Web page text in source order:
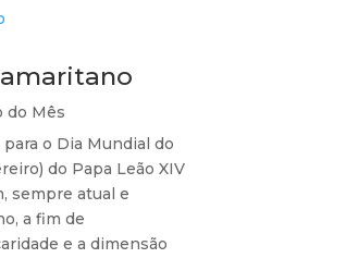
do Mês
o Dia Mundial do
do Papa Leão XIV
sempre atual e
a fim de
e a dimensão